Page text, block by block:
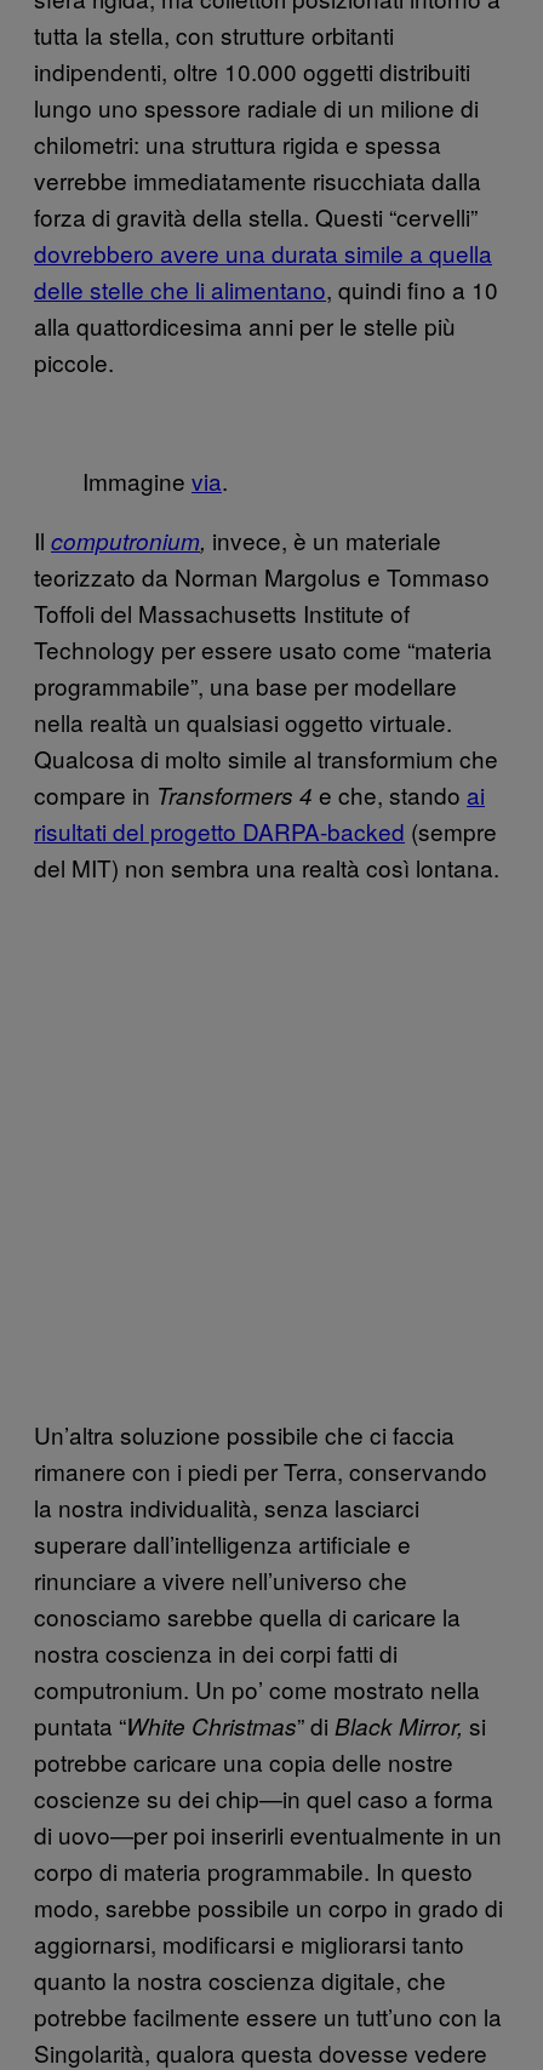
tutta la stella, con strutture orbitanti
indipendenti, oltre 10.000 oggetti distribuiti
lungo uno spessore radiale di un milione di
chilometri: una struttura rigida e spessa
verrebbe immediatamente risucchiata dalla
forza di gravità della stella. Questi “cervelli”
dovrebbero avere una durata simile a quella
delle stelle che li alimentano, quindi fino a 10
alla quattordicesima anni per le stelle più
piccole.
Immagine via.
Il computronium, invece, è un materiale
teorizzato da Norman Margolus e Tommaso
Toffoli del Massachusetts Institute of
Technology per essere usato come “materia
programmabile”, una base per modellare
nella realtà un qualsiasi oggetto virtuale.
Qualcosa di molto simile al transformium che
compare in Transformers 4 e che, stando ai
risultati del progetto DARPA-backed (sempre
del MIT) non sembra una realtà così lontana.
Un’altra soluzione possibile che ci faccia
rimanere con i piedi per Terra, conservando
la nostra individualità, senza lasciarci
superare dall’intelligenza artificiale e
rinunciare a vivere nell’universo che
conosciamo sarebbe quella di caricare la
nostra coscienza in dei corpi fatti di
computronium. Un po’ come mostrato nella
puntata “White Christmas” di Black Mirror, si
potrebbe caricare una copia delle nostre
coscienze su dei chip—in quel caso a forma
di uovo—per poi inserirli eventualmente in un
corpo di materia programmabile. In questo
modo, sarebbe possibile un corpo in grado di
aggiornarsi, modificarsi e migliorarsi tanto
quanto la nostra coscienza digitale, che
potrebbe facilmente essere un tutt’uno con la
Singolarità, qualora questa dovesse vedere